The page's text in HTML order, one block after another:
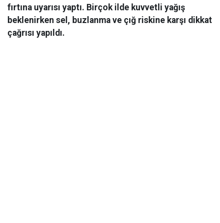
fırtına uyarısı yaptı. Birçok ilde kuvvetli yağış
beklenirken sel, buzlanma ve çığ riskine karşı dikkat
çağrısı yapıldı.